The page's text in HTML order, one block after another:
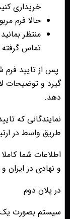
خریداری
حالا فرم
منتظر
تماس
پس از تایید
گیرد و توضیحات
دهد.
نمایندگانی که
طریق واسط در
اطلاعات شما
و نهادی در ایران
در پلان دوم
سیستم بصورت